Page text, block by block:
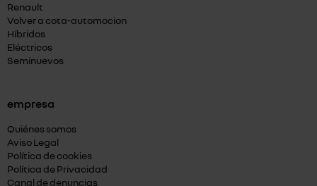
Renault
Volver a cota-automocion
Híbridos
Eléctricos
Seminuevos
empresa
Quiénes somos
Aviso Legal
Política de cookies
Política de Privacidad
Canal de denuncias